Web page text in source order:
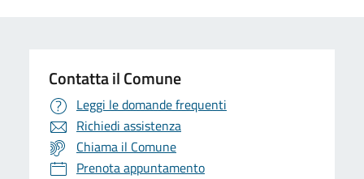
Contatta il Comune
Leggi le domande frequenti
Richiedi assistenza
Chiama il Comune
Prenota appuntamento